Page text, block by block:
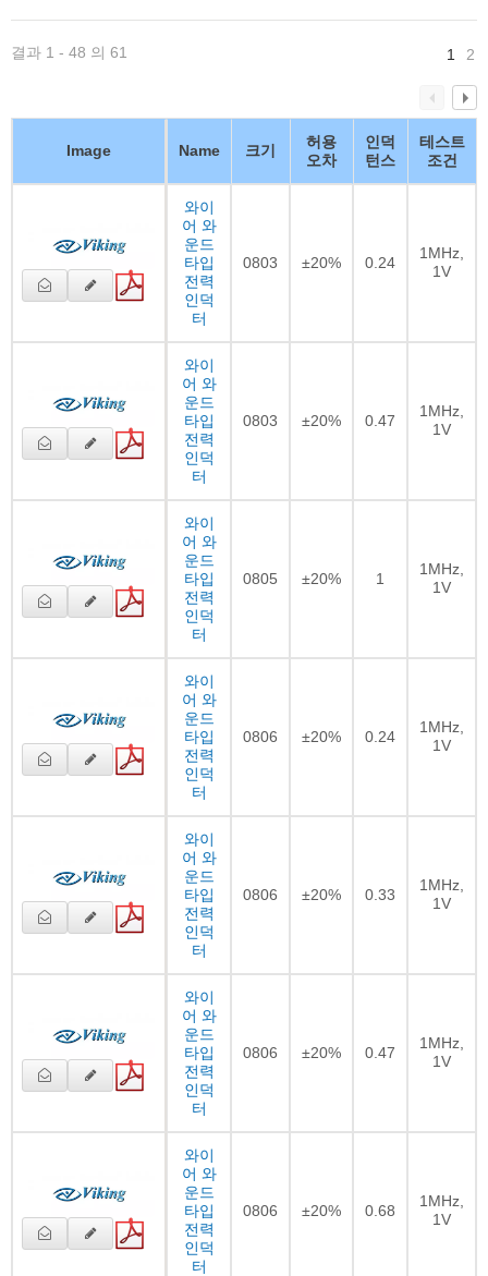
결과 1 - 48 의 61 1 2
Image Name 크기
허용
오차
인덕
턴스
테스트
조건
와이
어 와
운드
타입
전력
인덕
터
0803 ±20% 0.24
1MHz,
1V
와이
어 와
운드
타입
전력
인덕
터
0803 ±20% 0.47
1MHz,
1V
와이
어 와
운드
타입
전력
인덕
터
0805 ±20% 1
1MHz,
1V
와이
어 와
운드
타입
전력
인덕
터
0806 ±20% 0.24
1MHz,
1V
와이
어 와
운드
타입
전력
인덕
터
0806 ±20% 0.33
1MHz,
1V
와이
어 와
운드
타입
전력
인덕
터
0806 ±20% 0.47
1MHz,
1V
와이
어 와
운드
타입
전력
인덕
터
0806 ±20% 0.68
1MHz,
1V